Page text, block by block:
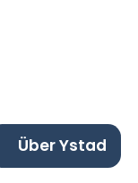
Über Ystad